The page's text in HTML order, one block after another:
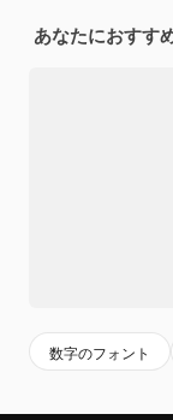
あなたにおすす
数字のフォント